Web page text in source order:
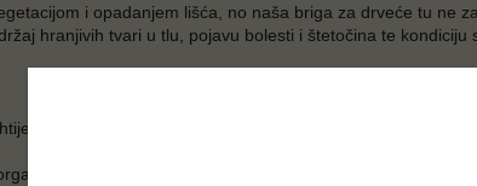
i opadanjem lišća, no naša briga za drveće tu ne
hranjivih tvari u tlu, pojavu bolesti i štetočina te kondiciju
redovito održavanje. U procesu
i organske tvari. Jesen je